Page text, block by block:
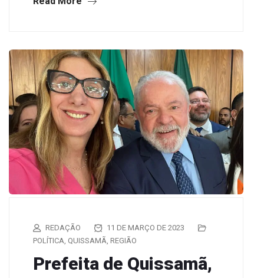
REDAÇÃO
11 DE MARÇO DE 2023
POLÍTICA, QUISSAMÃ, REGIÃO
Prefeita de Quissamã,